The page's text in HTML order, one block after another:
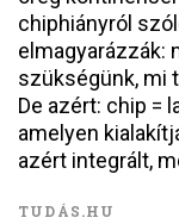
chiphiányról
elmagyarázzák:
szükségünk, mi
De azért: chip =
amelyen
azért integrált,
TUDÁS.HU